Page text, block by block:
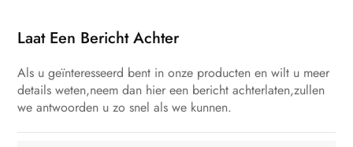
Laat Een Bericht Achter
Als u geïnteresseerd bent in onze producten en wilt u meer
details weten,neem dan hier een bericht achterlaten,zullen
we antwoorden u zo snel als we kunnen.